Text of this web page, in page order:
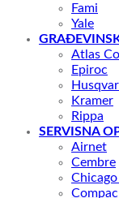
Fami
Yale
Atlas
Epiroc
Kramer
Rippa
SERVISNA
Airnet
Cembre
Compac